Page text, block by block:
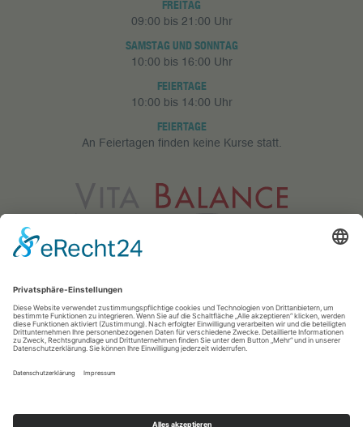
FREITAG
09:00 bis 21:00 Uhr
SAMSTAG UND SONNTAG
10:00 bis 16:00 Uhr
FEIERTAGE
10:00 bis 14:00 Uhr
FEIERTAGE
An Feiertagen finden keine Kurse statt.
Meerfeldstr. 73
68163 Mannheim
0621 83 25 433